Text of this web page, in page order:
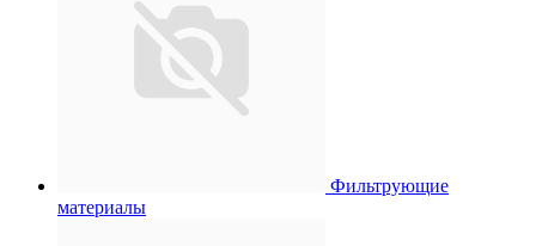
Фильтрующие
материалы